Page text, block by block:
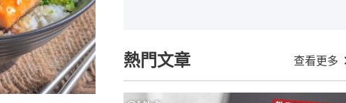
熱門文章 查看更多